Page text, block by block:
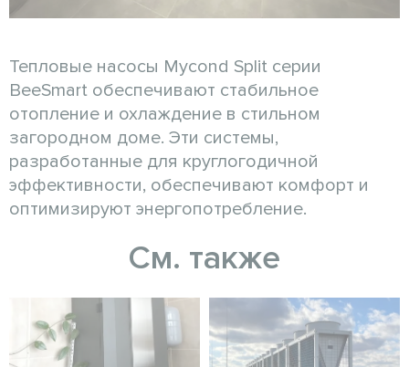
Тепловые насосы Mycond Split серии
BeeSmart обеспечивают стабильное
отопление и охлаждение в стильном
загородном доме. Эти системы,
разработанные для круглогодичной
эффективности, обеспечивают комфорт и
оптимизируют энергопотребление.
См. также